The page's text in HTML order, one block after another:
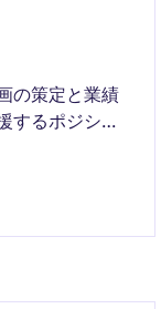
の策定と業績
するポジショ
推進をリード